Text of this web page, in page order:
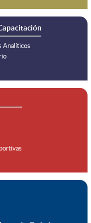
Analíticos